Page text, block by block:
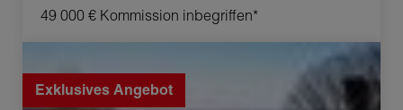
49 000 € Kommission inbegriffen*
Exklusives Angebot